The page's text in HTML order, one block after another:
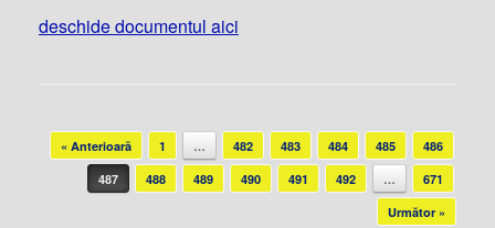
deschide documentul aici
Post navigation
« Anterioară 1 … 482 483 484 485
486
487
488 489 490 491 492 …
671
Următor »